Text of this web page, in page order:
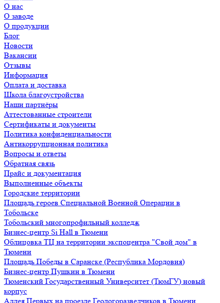
О нас
О заводе
О продукции
Блог
Новости
Вакансии
Отзывы
Информация
Оплата и доставка
Школа благоустройства
Наши партнёры
Аттестованные строители
Сертификаты и документы
Политика конфиденциальности
Антикоррупционная политика
Вопросы и ответы
Обратная связь
Прайс и документация
Выполненные объекты
Городские территории
Площадь героев Специальной Военной Операции в
Тобольске
Тобольский многопрофильный колледж
Бизнес-центр Si Hall в Тюмени
Облицовка ТЦ на территории экспоцентра "Свой дом" в
Тюмени
Площадь Победы в Саранске (Республика Мордовия)
Бизнес-центр Пушкин в Тюмени
Тюменский Государственный Университет (ТюмГУ) новый
корпус
Аллея Первых на проезде Геологоразведчиков в Тюмени